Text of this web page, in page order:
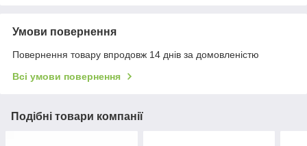
Умови повернення
Повернення товару впродовж 14 днів за домовленістю
Всі умови повернення
Подібні товари компанії